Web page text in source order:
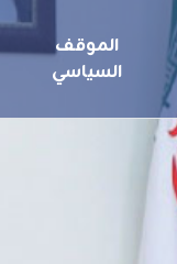
الموقف
السياسي